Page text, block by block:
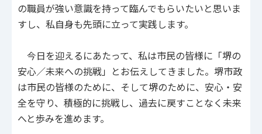
の職員が強い意識を持って臨んでもらいたいと思いま
すし、私自身も先頭に立って実践します。
今日を迎えるにあたって、私は市民の皆様に「堺の
安心／未来への挑戦」とお伝えしてきました。堺市政
は市民の皆様のために、そして堺のために、安心・安
全を守り、積極的に挑戦し、過去に戻すことなく未来
へと歩みを進めます。